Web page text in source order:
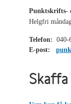
Punktskrifts-
Helgfri
Telefon: 040-
E-post: